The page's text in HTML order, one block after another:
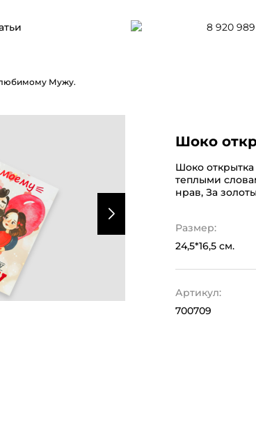
8 920
Мужу.
Шоко
Шоко
теплыми
нрав, За
Размер:
24,5*16,5 см.
Артикул:
700709